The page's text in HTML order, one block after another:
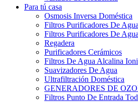
Para tú casa
Osmosis Inversa Doméstica
Filtros Purificadores De
Filtros Purificadores De
Regadera
Purificadores Cerámicos
Filtros De Agua Alcalina
Suavizadores De Agua
Ultrafiltración Doméstica
GENERADORES DE
Filtros Punto De Entrada